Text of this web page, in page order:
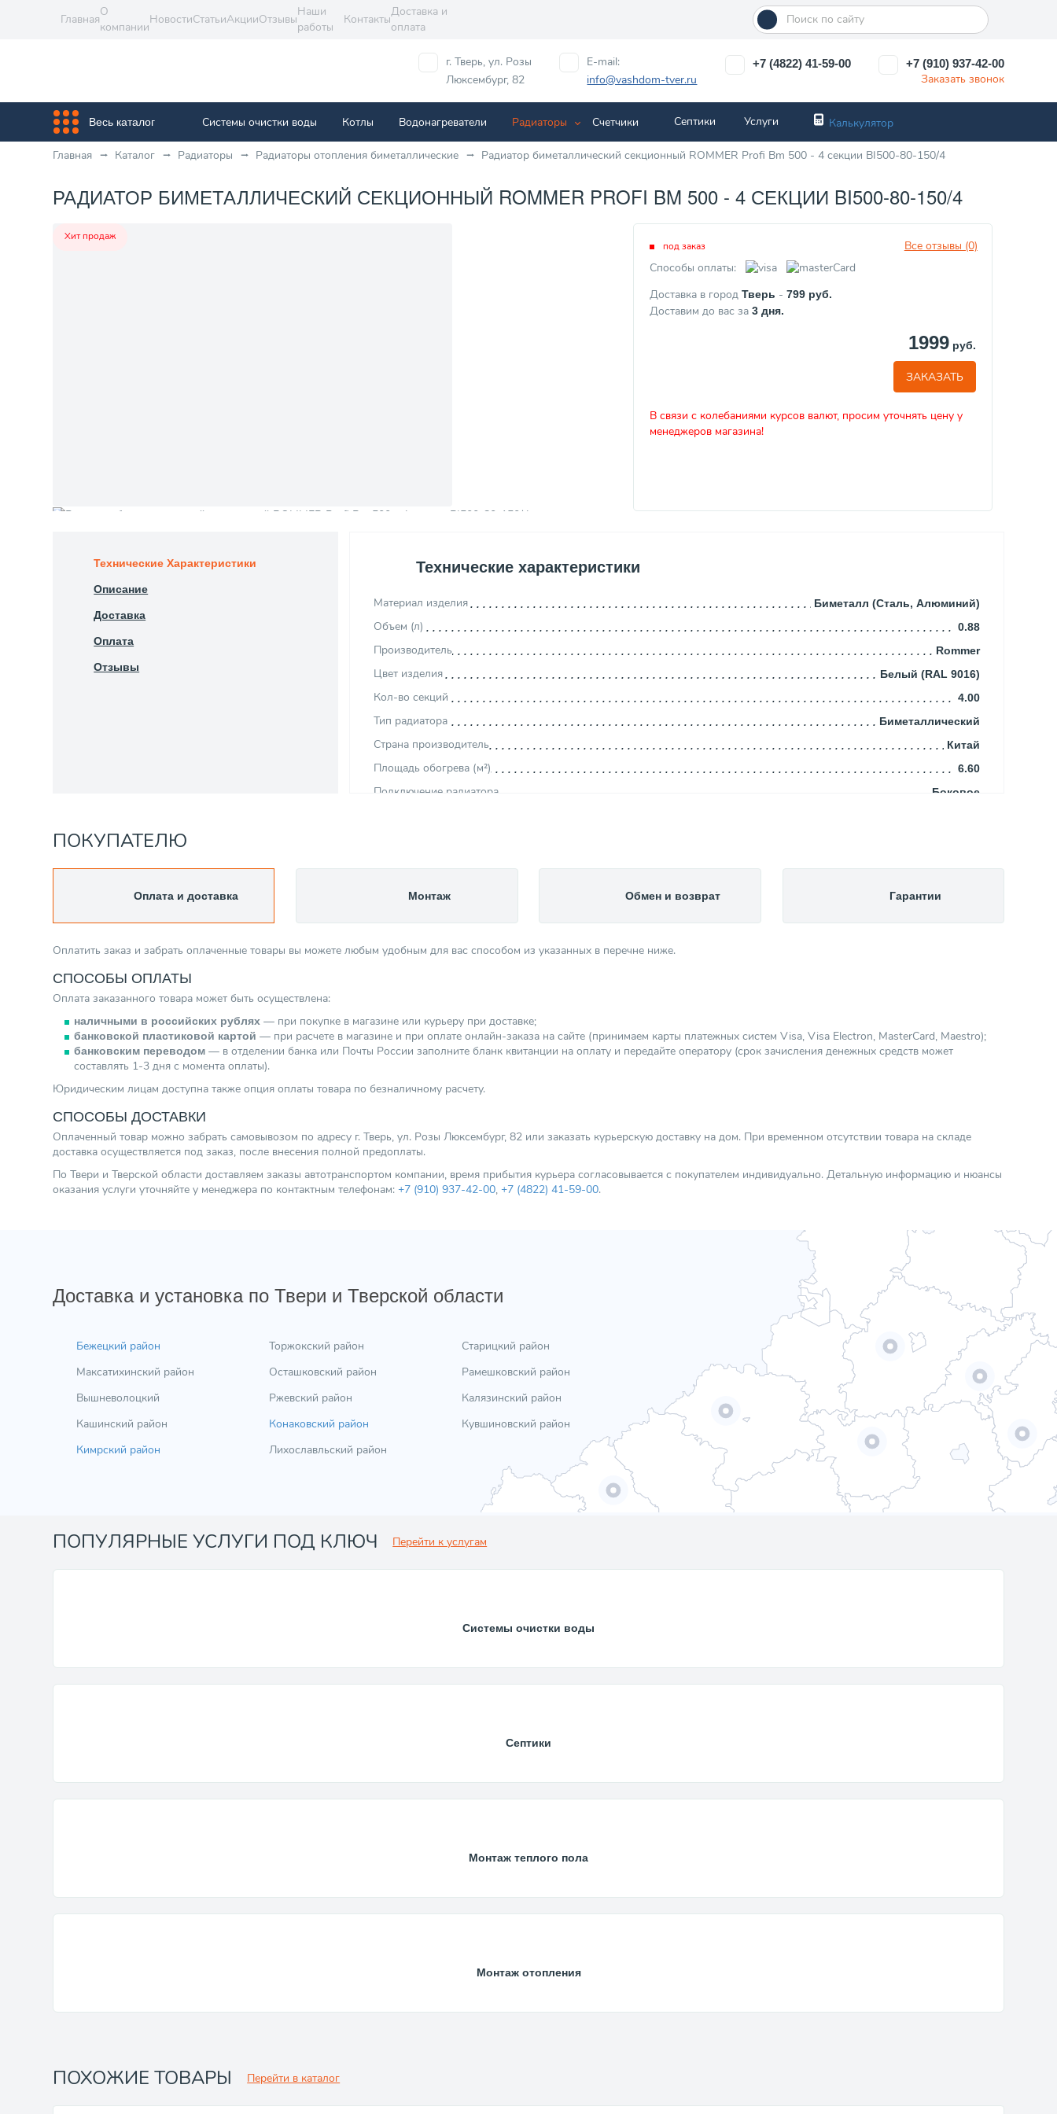
Главная
О
компании
НовостиСтатьиАкцииОтзывы
Наши
работы
Контакты
Доставка и
оплата
г. Тверь, ул. Розы
Люксембург, 82
E-mail:
info@vashdom-tver.ru
+7 (4822) 41-59-00 +7 (910) 937-42-00
Заказать звонок
Весь каталог Системы очистки воды Котлы Водонагреватели Радиаторы Cчетчики Септики Услуги Калькулятор
Главная Каталог Радиаторы Радиаторы отопления биметаллические Радиатор биметаллический секционный ROMMER Profi Bm 500 - 4 секции BI500-80-150/4
РАДИАТОР БИМЕТАЛЛИЧЕСКИЙ СЕКЦИОННЫЙ ROMMER PROFI BM 500 - 4 СЕКЦИИ BI500-80-150/4
Хит продаж
Все отзывы (0)
под заказ
Способы оплаты:
Доставка в город Тверь - 799 руб.
Доставим до вас за 3 дня.
1999руб.
ЗАКАЗАТЬ
В связи с колебаниями курсов валют, просим уточнять цену у
менеджеров магазина!
Технические Характеристики Технические характеристики
Материал изделия Биметалл (Сталь, Алюминий)
Объем (л) 0.88
Производитель Rommer
Цвет изделия Белый (RAL 9016)
Кол-во секций 4.00
Тип радиатора Биметаллический
Страна производитель Китай
Площадь обогрева (м²) 6.60
Подключение радиатора Боковое
Вес товара, нетто (кг)
Категория
Описание
Доставка
Оплата
Отзывы
ПОКУПАТЕЛЮ
Оплата и доставка
Оплатить заказ и забрать оплаченные товары вы можете любым удобным для вас способом из указанных в перечне ниже.
СПОСОБЫ ОПЛАТЫ
Оплата заказанного товара может быть осуществлена:
наличными в российских рублях — при покупке в магазине или курьеру при доставке;
банковской пластиковой картой — при расчете в магазине и при оплате онлайн-заказа на сайте (принимаем карты платежных систем Visa, Visa Electron, MasterCard, Maestro);
банковским переводом — в отделении банка или Почты России заполните бланк квитанции на оплату и передайте оператору (срок зачисления денежных средств может
составлять 1-3 дня с момента оплаты).
Юридическим лицам доступна также опция оплаты товара по безналичному расчету.
СПОСОБЫ ДОСТАВКИ
Оплаченный товар можно забрать самовывозом по адресу г. Тверь, ул. Розы Люксембург, 82 или заказать курьерскую доставку на дом. При временном отсутствии товара на складе
доставка осуществляется под заказ, после внесения полной предоплаты.
По Твери и Тверской области доставляем заказы автотранспортом компании, время прибытия курьера согласовывается с покупателем индивидуально. Детальную информацию и нюансы
оказания услуги уточняйте у менеджера по контактным телефонам: +7 (910) 937-42-00, +7 (4822) 41-59-00.
Монтаж Обмен и возврат Гарантии
Доставка и установка по Твери и Тверской области
Бежецкий район
Максатихинский район
Вышневолоцкий
Кашинский район
Кимрский район
Торжокский район
Осташковский район
Ржевский район
Конаковский район
Лихославльский район
Старицкий район
Рамешковский район
Калязинский район
Кувшиновский район
ПОПУЛЯРНЫЕ УСЛУГИ ПОД КЛЮЧ Перейти к услугам
Системы очистки воды
Септики
Монтаж теплого пола
Монтаж отопления
ПОХОЖИЕ ТОВАРЫ Перейти в каталог